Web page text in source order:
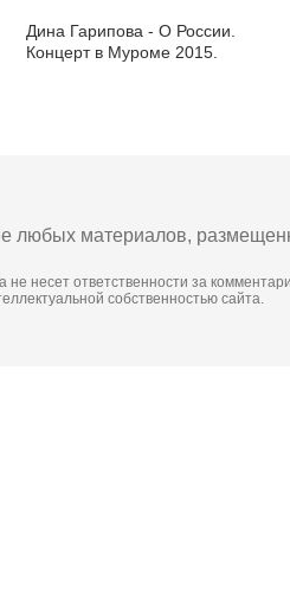
Дина Гарипова - О России.
Концерт в Муроме 2015.
любых материалов,
не несет ответственности за
собственностью сайта.